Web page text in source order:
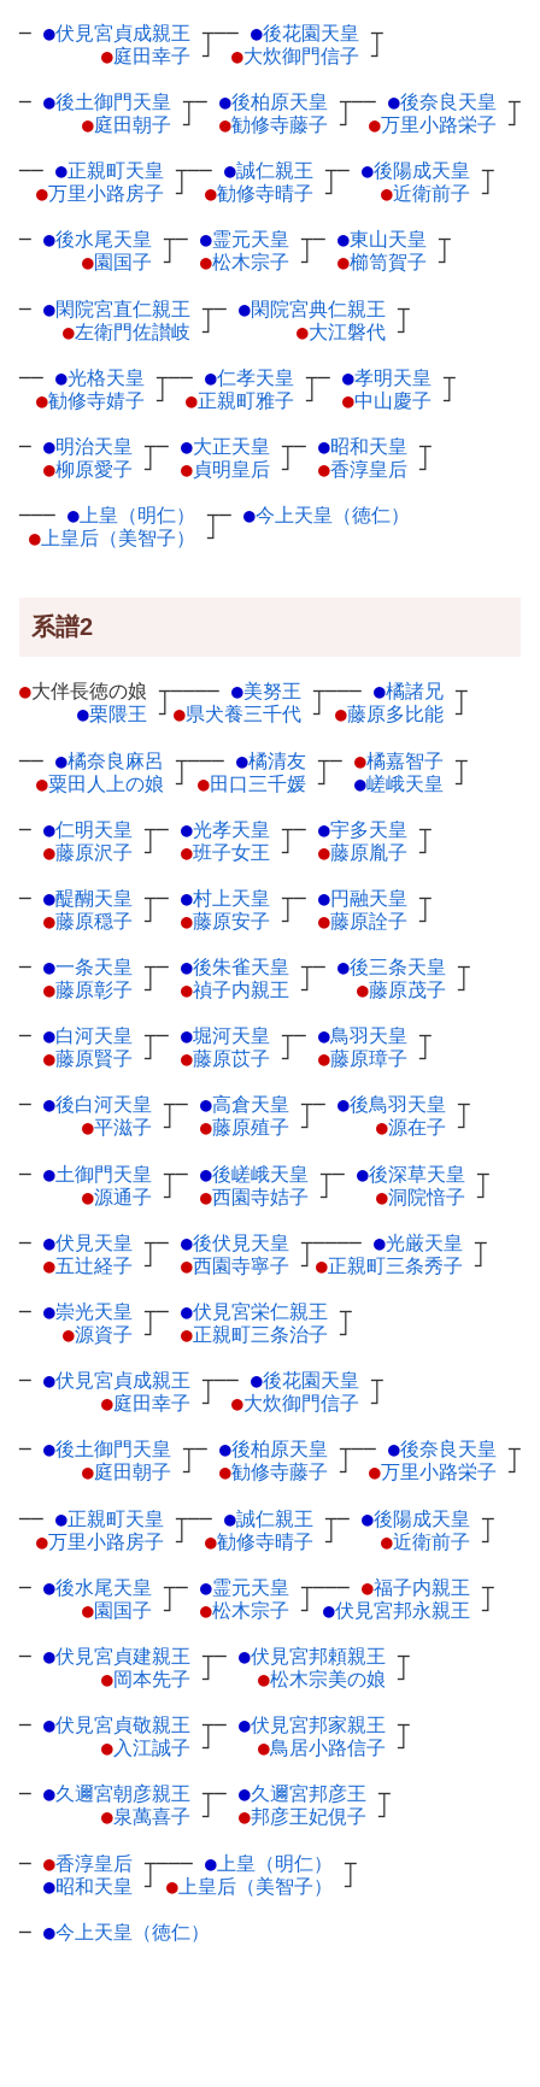
─ ●伏見宮貞成親王 ┬
●庭田幸子 ┘
── ●後花園天皇 ┬
●大炊御門信子 ┘
─ ●後土御門天皇 ┬
●庭田朝子 ┘
─ ●後柏原天皇 ┬
●勧修寺藤子 ┘
── ●後奈良天皇 ┬
●万里小路栄子 ┘
── ●正親町天皇 ┬
●万里小路房子 ┘
── ●誠仁親王 ┬
●勧修寺晴子 ┘
─ ●後陽成天皇 ┬
●近衛前子 ┘
─ ●後水尾天皇 ┬
●園国子 ┘
─ ●霊元天皇 ┬
●松木宗子 ┘
─ ●東山天皇 ┬
●櫛笥賀子 ┘
─ ●閑院宮直仁親王 ┬
●左衛門佐讃岐 ┘
─ ●閑院宮典仁親王 ┬
●大江磐代 ┘
── ●光格天皇 ┬
●勧修寺婧子 ┘
── ●仁孝天皇 ┬
●正親町雅子 ┘
─ ●孝明天皇 ┬
●中山慶子 ┘
─ ●明治天皇 ┬
●柳原愛子 ┘
─ ●大正天皇 ┬
●貞明皇后 ┘
─ ●昭和天皇 ┬
●香淳皇后 ┘
─── ●上皇（明仁）
┬
●上皇后（美智子） ┘
─ ●今上天皇（徳仁）
系譜2
●大伴長徳の娘 ┬
●栗隈王 ┘
──── ●美努王 ┬
●県犬養三千代 ┘
─── ●橘諸兄 ┬
●藤原多比能 ┘
── ●橘奈良麻呂 ┬
●粟田人上の娘 ┘
─── ●橘清友 ┬
●田口三千媛 ┘
─ ●橘嘉智子 ┬
●嵯峨天皇 ┘
─ ●仁明天皇 ┬
●藤原沢子 ┘
─ ●光孝天皇 ┬
●班子女王 ┘
─ ●宇多天皇 ┬
●藤原胤子 ┘
─ ●醍醐天皇 ┬
●藤原穏子 ┘
─ ●村上天皇 ┬
●藤原安子 ┘
─ ●円融天皇 ┬
●藤原詮子 ┘
─ ●一条天皇 ┬
●藤原彰子 ┘
─ ●後朱雀天皇 ┬
●禎子内親王 ┘
─ ●後三条天皇 ┬
●藤原茂子 ┘
─ ●白河天皇 ┬
●藤原賢子 ┘
─ ●堀河天皇 ┬
●藤原苡子 ┘
─ ●鳥羽天皇 ┬
●藤原璋子 ┘
─ ●後白河天皇 ┬
●平滋子 ┘
─ ●高倉天皇 ┬
●藤原殖子 ┘
─ ●後鳥羽天皇 ┬
●源在子 ┘
─ ●土御門天皇 ┬
●源通子 ┘
─ ●後嵯峨天皇 ┬
●西園寺姞子 ┘
─ ●後深草天皇 ┬
●洞院愔子 ┘
─ ●伏見天皇 ┬
●五辻経子 ┘
─ ●後伏見天皇 ┬
●西園寺寧子 ┘
──── ●光厳天皇 ┬
●正親町三条秀子 ┘
─ ●崇光天皇 ┬
●源資子 ┘
─ ●伏見宮栄仁親王 ┬
●正親町三条治子 ┘
─ ●伏見宮貞成親王 ┬
●庭田幸子 ┘
── ●後花園天皇 ┬
●大炊御門信子 ┘
─ ●後土御門天皇 ┬
●庭田朝子 ┘
─ ●後柏原天皇 ┬
●勧修寺藤子 ┘
── ●後奈良天皇 ┬
●万里小路栄子 ┘
── ●正親町天皇 ┬
●万里小路房子 ┘
── ●誠仁親王 ┬
●勧修寺晴子 ┘
─ ●後陽成天皇 ┬
●近衛前子 ┘
─ ●後水尾天皇 ┬
●園国子 ┘
─ ●霊元天皇 ┬
●松木宗子 ┘
─── ●福子内親王 ┬
●伏見宮邦永親王 ┘
─ ●伏見宮貞建親王 ┬
●岡本先子 ┘
─ ●伏見宮邦頼親王 ┬
●松木宗美の娘 ┘
─ ●伏見宮貞敬親王 ┬
●入江誠子 ┘
─ ●伏見宮邦家親王 ┬
●鳥居小路信子 ┘
─ ●久邇宮朝彦親王 ┬
●泉萬喜子 ┘
─ ●久邇宮邦彦王 ┬
●邦彦王妃俔子 ┘
─ ●香淳皇后 ┬
●昭和天皇 ┘
─── ● 上皇（明仁）
┬
● 上皇后（美智子） ┘
─ ●今上天皇（徳仁）